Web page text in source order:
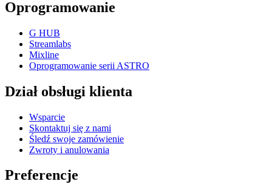
Oprogramowanie
G HUB
Streamlabs
Mixline
Oprogramowanie serii ASTRO
Dział obsługi klienta
Wsparcie
Skontaktuj się z nami
Śledź swoje zamówienie
Zwroty i anulowania
Preferencje